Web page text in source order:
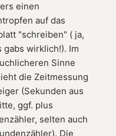
einen
auf das
"schreiben" ( ja,
gabs wirklich!). Im
Sinne
die Zeitmessung
(Sekunden aus
ggf. plus
selten auch
Die